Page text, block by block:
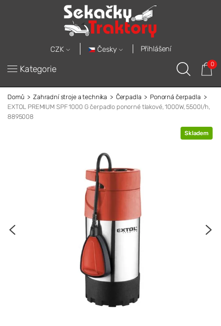
CZK Česky Přihlášení
Kategorie 0
Domů Zahradní stroje a technika Čerpadla
Ponorná čerpadla
EXTOL PREMIUM SPF 1000 G čerpadlo ponorné tlakové, 1000W, 5500l/h,
8895008
Skladem